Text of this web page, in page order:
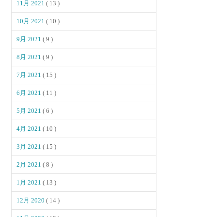
11月 2021( 13 )
10月 2021( 10 )
9月 2021( 9 )
8月 2021( 9 )
7月 2021( 15 )
6月 2021( 11 )
5月 2021( 6 )
4月 2021( 10 )
3月 2021( 15 )
2月 2021( 8 )
1月 2021( 13 )
12月 2020( 14 )